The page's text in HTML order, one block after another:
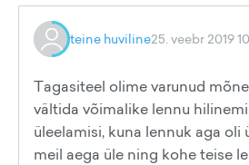
teine huviline25. veebr 2019
Tagasiteel olime varunud
vältida võimalike lennu
üleelamisi, kuna lennuk aga oli
meil aega üle ning kohe teise